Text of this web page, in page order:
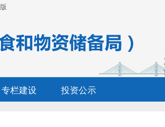
专栏建设 投资公示